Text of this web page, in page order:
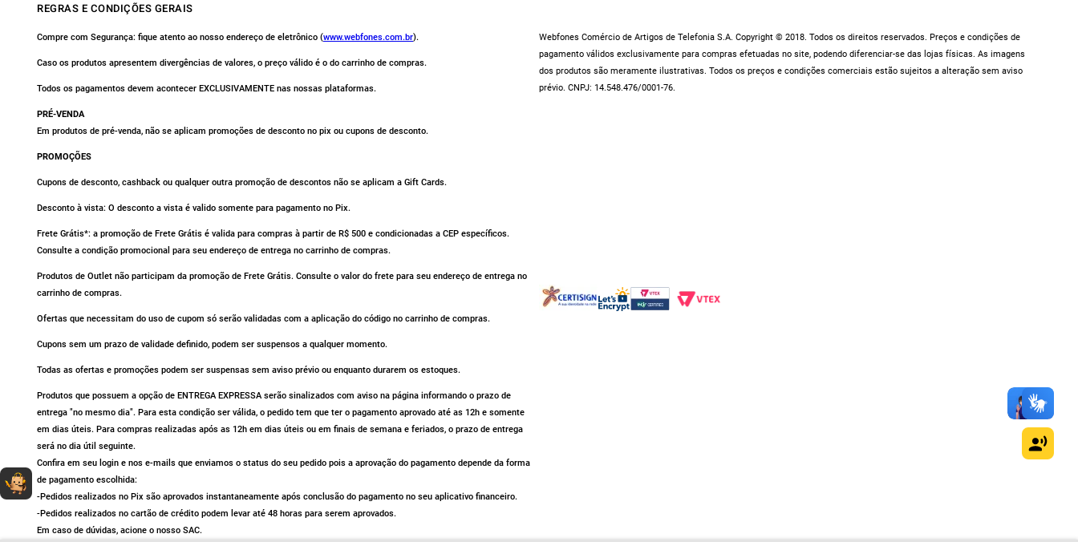
Dúvidas sobre produtos?
Fale comigo
REGRAS E CONDIÇÕES GERAIS
Compre com Segurança: fique atento ao nosso endereço de eletrônico (www.webfones.com.br).
Caso os produtos apresentem divergências de valores, o preço válido é o do carrinho de compras.
Todos os pagamentos devem acontecer EXCLUSIVAMENTE nas nossas plataformas.
PRÉ-VENDA
Em produtos de pré-venda, não se aplicam promoções de desconto no pix ou cupons de desconto.
PROMOÇÕES
Cupons de desconto, cashback ou qualquer outra promoção de descontos não se aplicam a Gift Cards.
Desconto à vista: O desconto a vista é valido somente para pagamento no Pix.
Frete Grátis*: a promoção de Frete Grátis é valida para compras à partir de R$ 500 e condicionadas a CEP específicos.
Consulte a condição promocional para seu endereço de entrega no carrinho de compras.
Produtos de Outlet não participam da promoção de Frete Grátis. Consulte o valor do frete para seu endereço de entrega no
carrinho de compras.
Ofertas que necessitam do uso de cupom só serão validadas com a aplicação do código no carrinho de compras.
Cupons sem um prazo de validade definido, podem ser suspensos a qualquer momento.
Todas as ofertas e promoções podem ser suspensas sem aviso prévio ou enquanto durarem os estoques.
Produtos que possuem a opção de ENTREGA EXPRESSA serão sinalizados com aviso na página informando o prazo de
entrega "no mesmo dia". Para esta condição ser válida, o pedido tem que ter o pagamento aprovado até as 12h e somente
em dias úteis. Para compras realizadas após as 12h em dias úteis ou em finais de semana e feriados, o prazo de entrega
será no dia útil seguinte.
Confira em seu login e nos e-mails que enviamos o status do seu pedido pois a aprovação do pagamento depende da forma
de pagamento escolhida:
-Pedidos realizados no Pix são aprovados instantaneamente após conclusão do pagamento no seu aplicativo financeiro.
-Pedidos realizados no cartão de crédito podem levar até 48 horas para serem aprovados.
Em caso de dúvidas, acione o nosso SAC.
Webfones Comércio de Artigos de Telefonia S.A. Copyright © 2018. Todos os direitos reservados. Preços e condições de
pagamento válidos exclusivamente para compras efetuadas no site, podendo diferenciar-se das lojas físicas. As imagens
dos produtos são meramente ilustrativas. Todos os preços e condições comerciais estão sujeitos a alteração sem aviso
prévio. CNPJ: 14.548.476/0001-76.